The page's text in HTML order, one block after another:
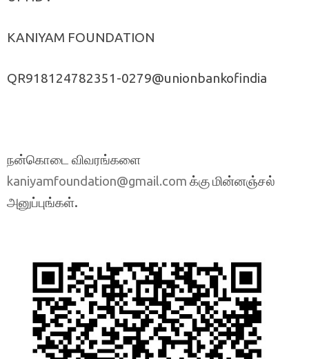
KANIYAM FOUNDATION
QR918124782351-0279@unionbankofindia
நன்கொடை விவரங்களை
kaniyamfoundation@gmail.com க்கு மின்னஞ்சல்
அனுப்புங்கள்.